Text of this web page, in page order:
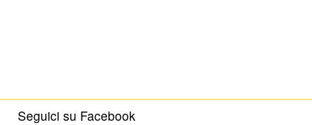
Seguici su Facebook